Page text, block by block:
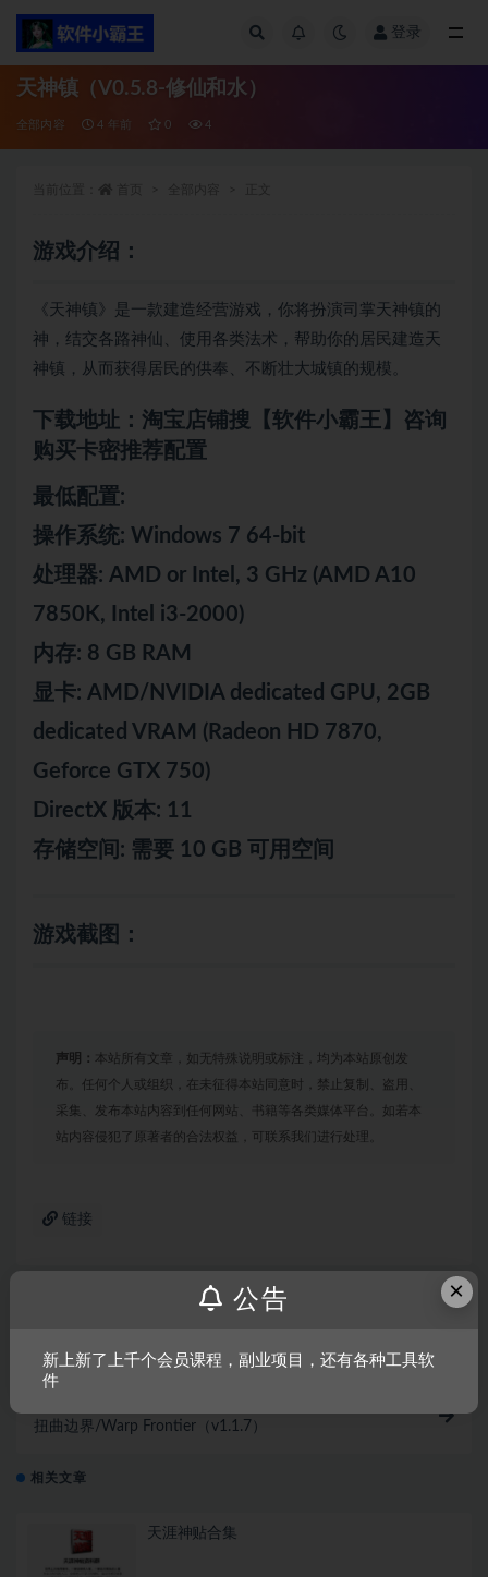
登录
天神镇（V0.5.8-修仙和水）
全部内容 4 年前 0 4
游戏介绍：
《天神镇》是一款建造经营游戏，你将扮演司掌天神镇的
神，结交各路神仙、使用各类法术，帮助你的居民建造天
神镇，从而获得居民的供奉、不断壮大城镇的规模。
下载地址：淘宝店铺搜【软件小霸王】咨询
购买卡密推荐配置
最低配置:
操作系统: Windows 7 64-bit
处理器: AMD or Intel, 3 GHz (AMD A10
7850K, Intel i3-2000)
内存: 8 GB RAM
显卡: AMD/NVIDIA dedicated GPU, 2GB
dedicated VRAM (Radeon HD 7870,
Geforce GTX 750)
DirectX 版本: 11
存储空间: 需要 10 GB 可用空间
游戏截图：
声明： 本站所有文章，如无特殊说明或标注，均为本站原创发
布。任何个人或组织，在未征得本站同意时，禁止复制、盗用、
采集、发布本站内容到任何网站、书籍等各类媒体平台。如若本
站内容侵犯了原著者的合法权益，可联系我们进行处理。
链接
扭曲边界/Warp Frontier（v1.1.7）
相关文章
天涯神贴合集
×
公告
新上新了上千个会员课程，副业项目，还有各种工具软
件